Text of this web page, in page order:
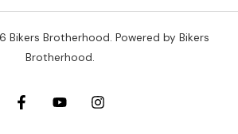
Brotherhood. Powered by Bikers
Brotherhood.